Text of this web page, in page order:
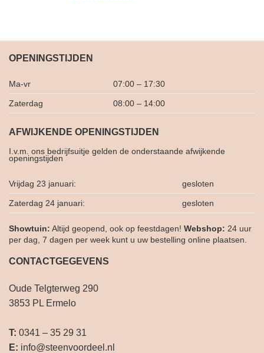
OPENINGSTIJDEN
Ma-vr 07:00 – 17:30
Zaterdag 08:00 – 14:00
AFWIJKENDE OPENINGSTIJDEN
I.v.m. ons bedrijfsuitje gelden de onderstaande afwijkende
openingstijden
Vrijdag 23 januari: gesloten
Zaterdag 24 januari: gesloten
Showtuin: Altijd geopend, ook op feestdagen! Webshop: 24 uur
per dag, 7 dagen per week kunt u uw bestelling online plaatsen.
CONTACTGEGEVENS
Oude Telgterweg 290
3853 PL Ermelo
T: 0341 – 35 29 31
E: info@steenvoordeel.nl